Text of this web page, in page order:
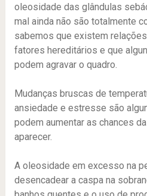
oleosidade das glândulas
mal ainda não são totalmente
sabemos que existem
fatores hereditários e que
podem agravar o quadro.
Mudanças bruscas de
ansiedade e estresse são
podem aumentar as chances
aparecer.
A oleosidade em excesso na
desencadear a caspa na